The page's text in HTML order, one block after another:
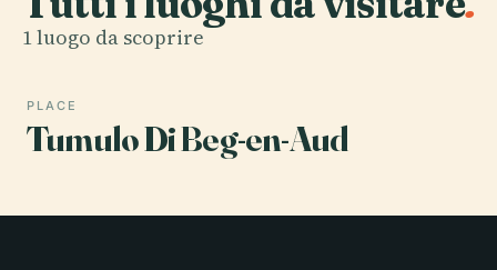
1 luogo da scoprire
PLACE
Tumulo Di Beg-en-Aud